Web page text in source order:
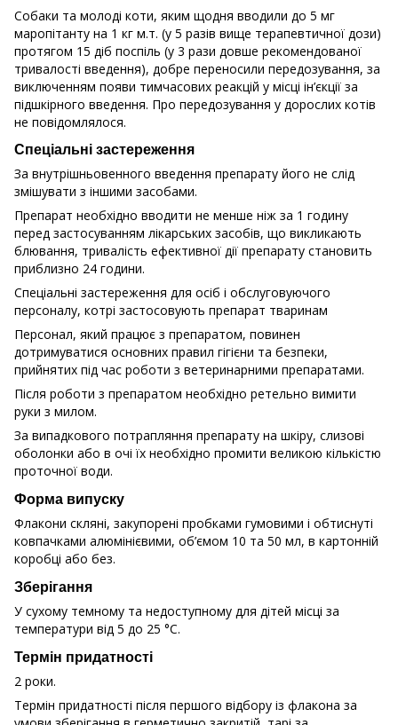
Собаки та молоді коти, яким щодня вводили до 5 мг
маропітанту на 1 кг м.т. (у 5 разів вище терапевтичної дози)
протягом 15 діб поспіль (у 3 рази довше рекомендованої
тривалості введення), добре переносили передозування, за
виключенням появи тимчасових реакцій у місці ін’єкції за
підшкірного введення. Про передозування у дорослих котів
не повідомлялося.
Спеціальні застереження
За внутрішньовенного введення препарату його не слід
змішувати з іншими засобами.
Препарат необхідно вводити не менше ніж за 1 годину
перед застосуванням лікарських засобів, що викликають
блювання, тривалість ефективної дії препарату становить
приблизно 24 години.
Спеціальні застереження для осіб і обслуговуючого
персоналу, котрі застосовують препарат тваринам
Персонал, який працює з препаратом, повинен
дотримуватися основних правил гігієни та безпеки,
прийнятих під час роботи з ветеринарними препаратами.
Після роботи з препаратом необхідно ретельно вимити
руки з милом.
За випадкового потрапляння препарату на шкіру, слизові
оболонки або в очі їх необхідно промити великою кількістю
проточної води.
Форма випуску
Флакони скляні, закупорені пробками гумовими і обтиснуті
ковпачками алюмінієвими, об’ємом 10 та 50 мл, в картонній
коробці або без.
Зберігання
У сухому темному та недоступному для дітей місці за
температури від 5 до 25 °С.
Термін придатності
2 роки.
Термін придатності після першого відбору із флакона за